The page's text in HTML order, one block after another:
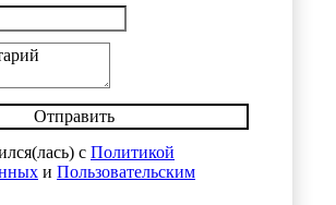
Отправить
с Политикой
и Пользовательским